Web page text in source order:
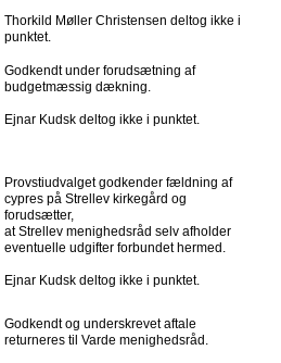
Thorkild Møller Christensen deltog ikke i
punktet.
Godkendt under forudsætning af
budgetmæssig dækning.
Ejnar Kudsk deltog ikke i punktet.
Provstiudvalget godkender fældning af
cypres på Strellev kirkegård og
forudsætter,
at Strellev menighedsråd selv afholder
eventuelle udgifter forbundet hermed.
Ejnar Kudsk deltog ikke i punktet.
Godkendt og underskrevet aftale
returneres til Varde menighedsråd.